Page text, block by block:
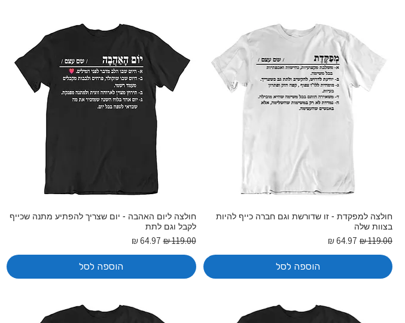
חולצה למפקדת - זו שדורשת וגם חברה כייף להיות
בצוות שלה
מחיר רגיל מחיר מבצע
הוספה לסל
חולצה ליום האהבה - יום שצריך להפתיע מתנה שכייף
לקבל וגם לתת
מחיר רגיל‏119.00 ‏₪ מחיר מבצע
הוספה לסל